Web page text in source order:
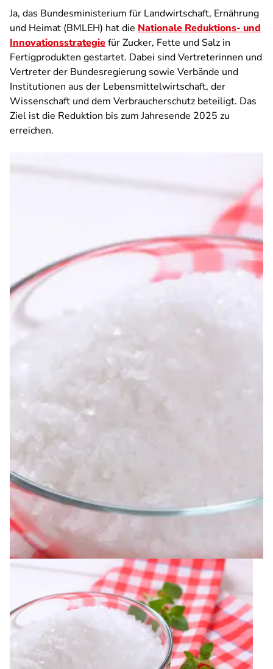
Ja, das Bundesministerium für Landwirtschaft, Ernährung
und Heimat (BMLEH) hat die Nationale Reduktions- und
Innovationsstrategiefür Zucker, Fette und Salz in
Fertigprodukten gestartet. Dabei sind Vertreterinnen und
Vertreter der Bundesregierung sowie Verbände und
Institutionen aus der Lebensmittelwirtschaft, der
Wissenschaft und dem Verbraucherschutz beteiligt. Das
Ziel ist die Reduktion bis zum Jahresende 2025 zu
erreichen.